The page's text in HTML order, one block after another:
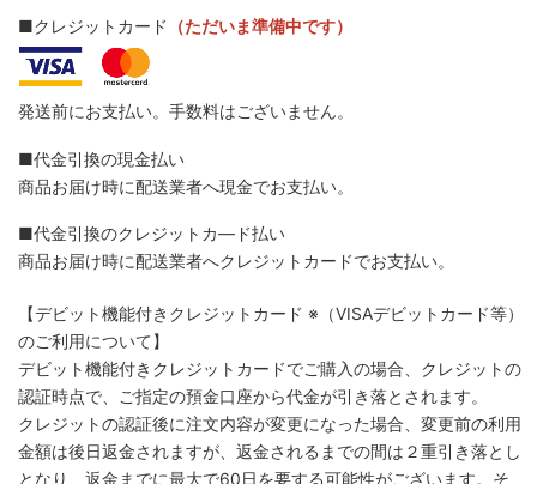
■クレジットカード （ただいま準備中です）
発送前にお支払い。手数料はございません。
■代金引換の現金払い
商品お届け時に配送業者へ現金でお支払い。
■代金引換のクレジットカ―ド払い
商品お届け時に配送業者へクレジットカードでお支払い。
【デビット機能付きクレジットカード ※（VISAデビットカード等）
のご利用について】
デビット機能付きクレジットカードでご購入の場合、クレジットの
認証時点で、ご指定の預金口座から代金が引き落とされます。
クレジットの認証後に注文内容が変更になった場合、変更前の利用
金額は後日返金されますが、返金されるまでの間は２重引き落とし
となり、返金までに最大で60日を要する可能性がございます。そ